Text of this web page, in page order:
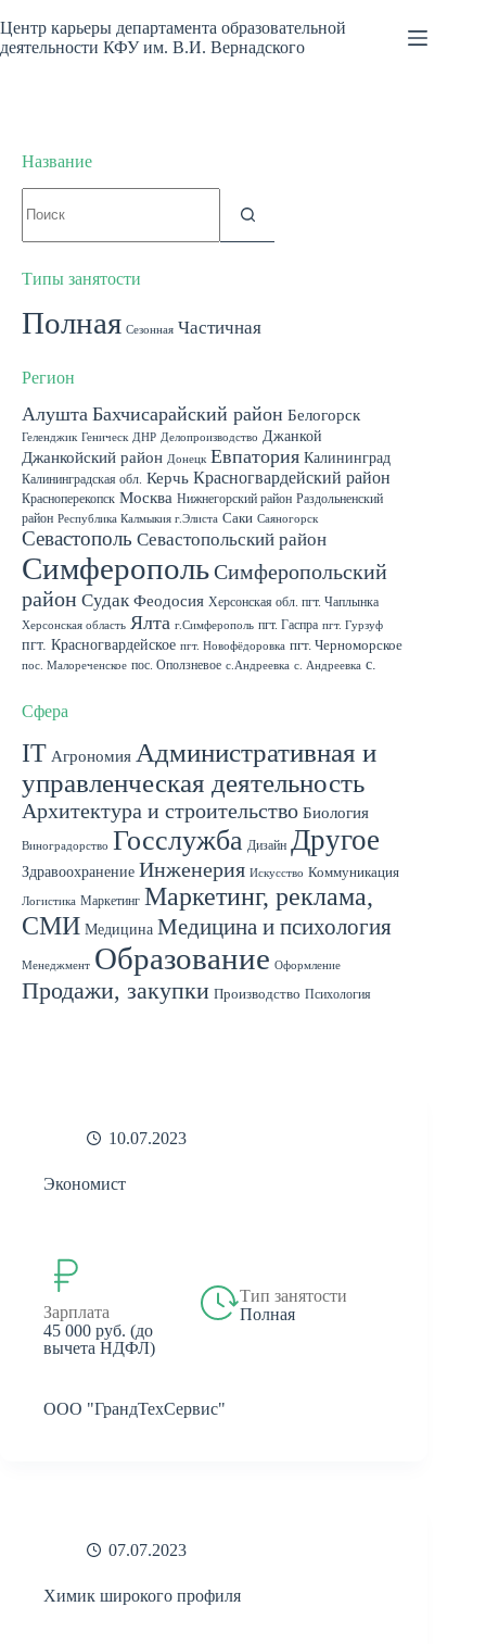
к
сути
Центр карьеры департамента образовательной
деятельности КФУ им. В.И. Вернадского
10.07.2023
Экономист
Зарплата
45 000 руб. (до
вычета НДФЛ)
Тип занятости
Полная
ООО "ГрандТехСервис"
07.07.2023
Химик широкого профиля
Название
не
Типы занятости
Полная Сезонная Частичная
Регион
Алушта Бахчисарайский район Белогорск
Геленджик Геническ ДНР Делопроизводство Джанкой
Джанкойский район Донецк Евпатория Калининград
Калининградская обл. Керчь Красногвардейский район
Красноперекопск Москва Нижнегорский район Раздольненский
район Республика Калмыкия г.Элиста Саки Саяногорск
Севастополь Севастопольский район
СимферопольСимферопольский
район Судак Феодосия Херсонская обл. пгт. Чаплынка
Херсонская область Ялта г.Симферополь пгт. Гаспра пгт. Гурзуф
пгт. Красногвардейское пгт. Новофёдоровка пгт. Черноморское
пос. Малореченское пос. Оползневое с.Андреевка с. Андреевка с.
с.Школьное
Сфера
IT Агрономия Административная и
управленческая деятельность
Архитектура и строительство Биология
Виноградорство Госслужба Дизайн Другое
Здравоохранение Инженерия Искусство Коммуникация
Логистика Маркетинг Маркетинг, реклама,
СМИ Медицина Медицина и психология
Менеджмент Образование Оформление
Продажи, закупки Производство Психология